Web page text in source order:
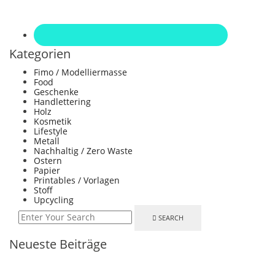
Kategorien
Fimo / Modelliermasse
Food
Geschenke
Handlettering
Holz
Kosmetik
Lifestyle
Metall
Nachhaltig / Zero Waste
Ostern
Papier
Printables / Vorlagen
Stoff
Upcycling
SEARCH
Neueste Beiträge